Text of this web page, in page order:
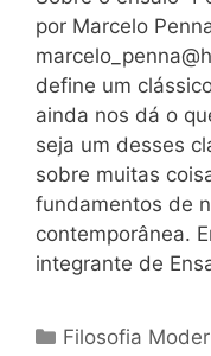
por Marcelo
define um
ainda nos dá o
seja um desses
sobre muitas
fundamentos de
contemporânea.
integrante de
Categorias
Filosofia